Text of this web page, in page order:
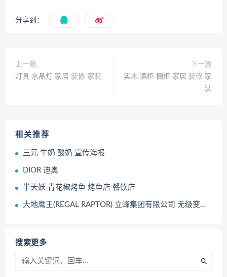
分享到：
上一篇
灯具 水晶灯 家居 装修 家装
下一篇
实木 酒柜 橱柜 家居 装修 家
装
相关推荐
三元 牛奶 酸奶 宣传海报
DIOR 迪奥
半天妖 青花椒烤鱼 烤鱼店 餐饮店
大地鹰王(REGAL RAPTOR) 立峰集团有限公司 无级变速轴传动 摩托车
搜索更多